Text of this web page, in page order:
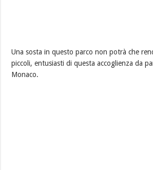
Una sosta in questo parco non potrà che
piccoli, entusiasti di questa accoglienza da
Monaco.